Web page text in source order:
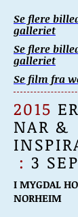
Se flere
galleriet
Se flere
galleriet
Se film fra
2015
NAR &
: 3
I MYGDAL
NORHEIM